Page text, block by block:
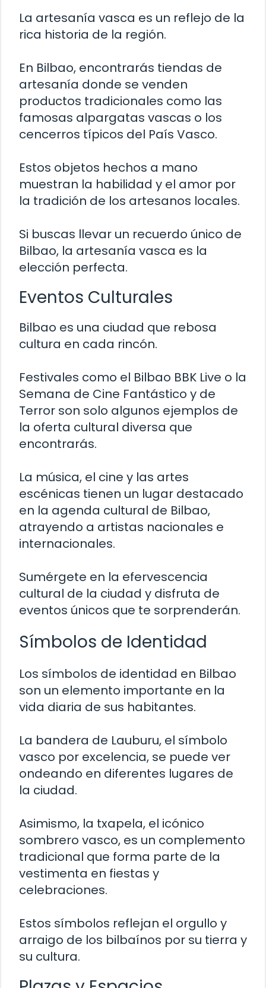
La artesanía vasca es un reflejo de la
rica historia de la región.
En Bilbao, encontrarás tiendas de
artesanía donde se venden
productos tradicionales como las
famosas alpargatas vascas o los
cencerros típicos del País Vasco.
Estos objetos hechos a mano
muestran la habilidad y el amor por
la tradición de los artesanos locales.
Si buscas llevar un recuerdo único de
Bilbao, la artesanía vasca es la
elección perfecta.
Eventos Culturales
Bilbao es una ciudad que rebosa
cultura en cada rincón.
Festivales como el Bilbao BBK Live o la
Semana de Cine Fantástico y de
Terror son solo algunos ejemplos de
la oferta cultural diversa que
encontrarás.
La música, el cine y las artes
escénicas tienen un lugar destacado
en la agenda cultural de Bilbao,
atrayendo a artistas nacionales e
internacionales.
Sumérgete en la efervescencia
cultural de la ciudad y disfruta de
eventos únicos que te sorprenderán.
Símbolos de Identidad
Los símbolos de identidad en Bilbao
son un elemento importante en la
vida diaria de sus habitantes.
La bandera de Lauburu, el símbolo
vasco por excelencia, se puede ver
ondeando en diferentes lugares de
la ciudad.
Asimismo, la txapela, el icónico
sombrero vasco, es un complemento
tradicional que forma parte de la
vestimenta en fiestas y
celebraciones.
Estos símbolos reflejan el orgullo y
arraigo de los bilbaínos por su tierra y
su cultura.